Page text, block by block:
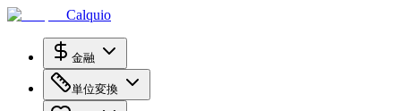
Calquio
金融
単位変換